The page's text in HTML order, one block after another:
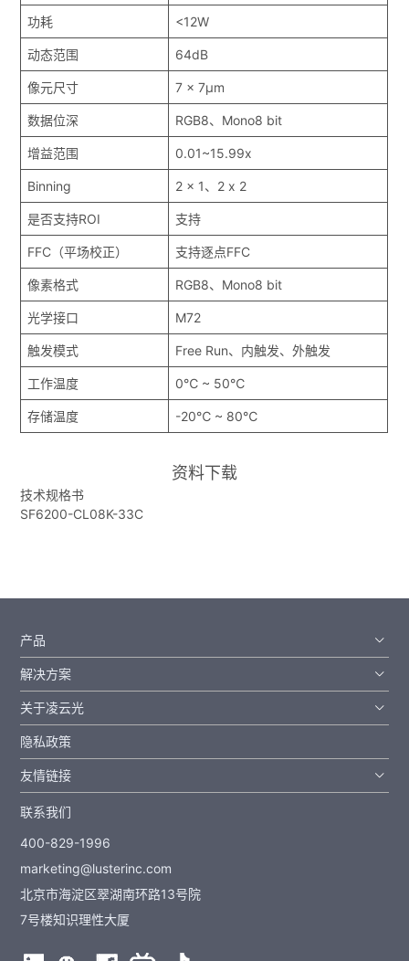
功耗 <12W
动态范围 64dB
像元尺寸 7 x 7μm
数据位深 RGB8、Mono8 bit
增益范围 0.01~15.99x
Binning 2 x 1、2 x 2
是否支持ROI 支持
FFC（平场校正） 支持逐点FFC
像素格式 RGB8、Mono8 bit
光学接口 M72
触发模式 Free Run、内触发、外触发
工作温度 0℃ ~ 50℃
存储温度 -20℃ ~ 80℃
资料下载
技术规格书
SF6200-CL08K-33C
产品
解决方案
关于凌云光
隐私政策
友情链接
联系我们
400-829-1996
marketing@lusterinc.com
北京市海淀区翠湖南环路13号院
7号楼知识理性大厦